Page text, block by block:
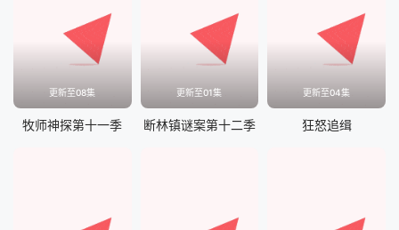
更新至08集
牧师神探第十一季
更新至01集
断林镇谜案第十二季
更新至04集
狂怒追缉